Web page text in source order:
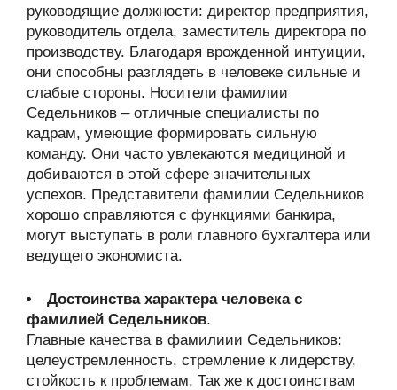
руководящие должности: директор предприятия,
руководитель отдела, заместитель директора по
производству. Благодаря врожденной интуиции,
они способны разглядеть в человеке сильные и
слабые стороны. Носители фамилии
Седельников – отличные специалисты по
кадрам, умеющие формировать сильную
команду. Они часто увлекаются медициной и
добиваются в этой сфере значительных
успехов. Представители фамилии Седельников
хорошо справляются с функциями банкира,
могут выступать в роли главного бухгалтера или
ведущего экономиста.
Достоинства характера человека с
фамилией Седельников.
Главные качества в фамилиии Седельников:
целеустремленность, стремление к лидерству,
стойкость к проблемам. Так же к достоинствам